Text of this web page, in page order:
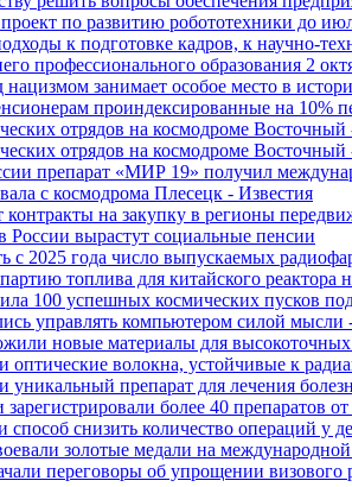
по развитию робототехники до
к подготовке кадров, к научно-
профессионального образования 2
нацизмом занимает особое место в
проиндексированные на 10%
отрядов на космодроме Восточный
отрядов на космодроме Восточный
препарат «МИР 19» получил
с космодрома Плесецк - Известия
на закупку в регионы
вырастут социальные пенсии
с 2025 года число выпускаемых
топлива для китайского
100 успешных космических пусков
управлять компьютером силой
новые материалы для
оптические волокна, устойчивые к
уникальный препарат для лечения
более 40 препаратов от
снизить количество операций у
золотые медали на
переговоры об упрощении